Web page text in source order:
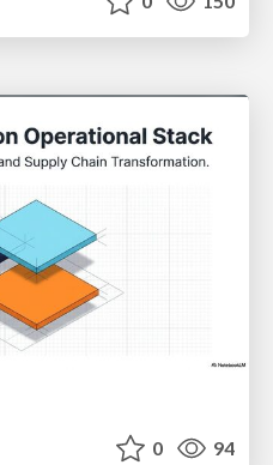
0 94